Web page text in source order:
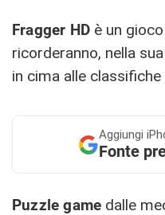
Fragger HD è un
ricorderanno, nella
in cima alle
Aggiungi
Fonte
Puzzle game dalle